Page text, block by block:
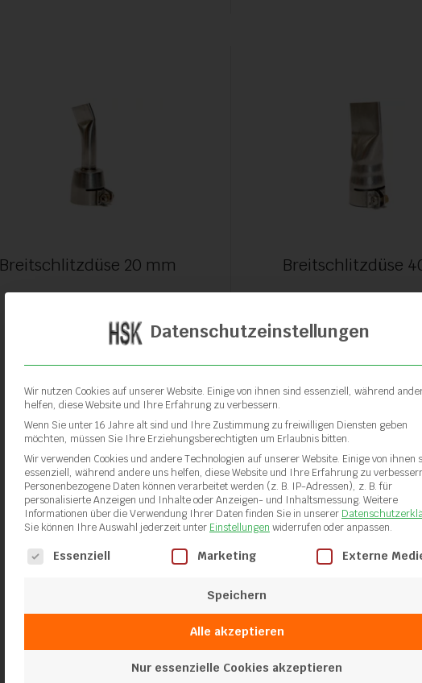
Breitschlitzdüse 20 mm Breitschlitzdüse
Datenschutzeinstellungen
Wir nutzen Cookies auf unserer Website. Einige von ihnen sind essenziell, während
helfen, diese Website und Ihre Erfahrung zu verbessern.
Wenn Sie unter 16 Jahre alt sind und Ihre Zustimmung zu freiwilligen Diensten geben
möchten, müssen Sie Ihre Erziehungsberechtigten um Erlaubnis bitten.
Wir verwenden Cookies und andere Technologien auf unserer Website. Einige von ihnen
essenziell, während andere uns helfen, diese Website und Ihre Erfahrung zu
Personenbezogene Daten können verarbeitet werden (z. B. IP-Adressen), z. B. für
personalisierte Anzeigen und Inhalte oder Anzeigen- und Inhaltsmessung. Weitere
Informationen über die Verwendung Ihrer Daten finden Sie in unserer
Sie können Ihre Auswahl jederzeit unter Einstellungen widerrufen oder anpassen.
Es folgt eine Liste der Service-Gruppen, für die eine Einwilligung erteilt
Essenziell Marketing Externe
Speichern
Alle akzeptieren
Nur essenzielle Cookies akzeptieren